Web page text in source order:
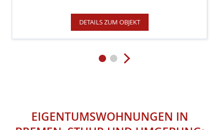
DETAILS ZUM OBJEKT
EIGENTUMSWOHNUNGEN IN